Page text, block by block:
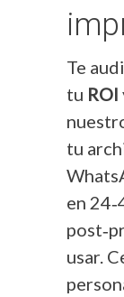
Te
tu ROI
tu
en
usar.